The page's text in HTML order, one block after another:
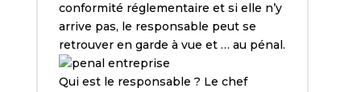
conformité réglementaire et si elle n’y
arrive pas, le responsable peut se
retrouver en garde à vue et … au pénal.
Qui est le responsable ? Le chef